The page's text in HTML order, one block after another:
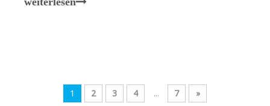
dem vietnamesischen Kunden werden neue
Möglichkeiten im lokalen Infrastruktursektor genutzt.
1 2 3 4 ... 7 »